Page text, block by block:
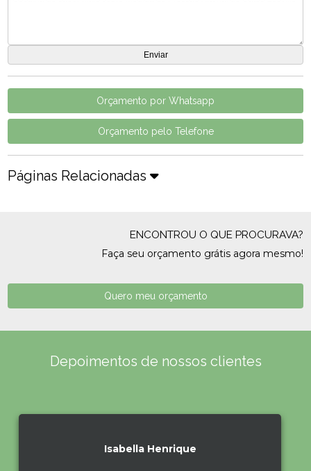
Orçamento por Whatsapp
Orçamento pelo Telefone
Páginas Relacionadas
ENCONTROU O QUE PROCURAVA?
Faça seu orçamento grátis agora mesmo!
Quero meu orçamento
Depoimentos de nossos clientes
Isabella Henrique